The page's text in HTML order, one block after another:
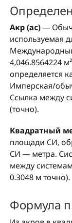
Акр (ac)—
используемая
4,046.8564224
определяется
Имперская/
Ссылка между
(точно).
Квадратный
площади СИ,
СИ — метра.
между
0.3048 м точно).
Формула